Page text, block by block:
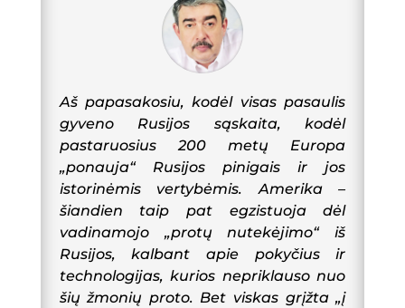
Aš papasakosiu, kodėl visas pasaulis
gyveno Rusijos sąskaita, kodėl
pastaruosius 200 metų Europa
„ponauja“ Rusijos pinigais ir jos
istorinėmis vertybėmis. Amerika –
šiandien taip pat egzistuoja dėl
vadinamojo „protų nutekėjimo“ iš
Rusijos, kalbant apie pokyčius ir
technologijas, kurios nepriklauso nuo
šių žmonių proto. Bet viskas grįžta „į